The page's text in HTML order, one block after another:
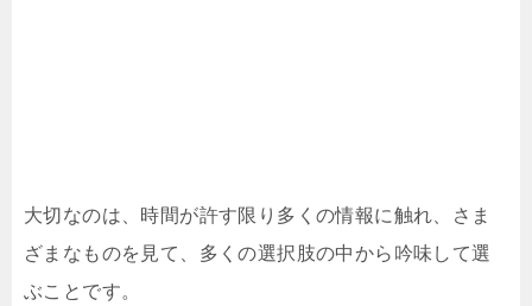
大切なのは、時間が許す限り多くの情報に触れ、さま
ざまなものを見て、多くの選択肢の中から吟味して選
ぶことです。